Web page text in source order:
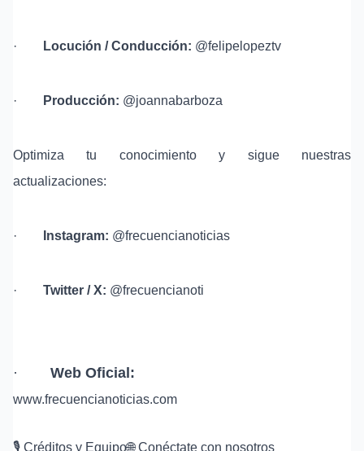
· Locución / Conducción: @felipelopeztv
· Producción: @joannabarboza
Optimiza tu conocimiento y sigue nuestras
actualizaciones:
· Instagram: @frecuencianoticias
· Twitter / X: @frecuencianoti
· Web Oficial:
www.frecuencianoticias.com
🎙️ Créditos y Equipo🌐 Conéctate con nosotros